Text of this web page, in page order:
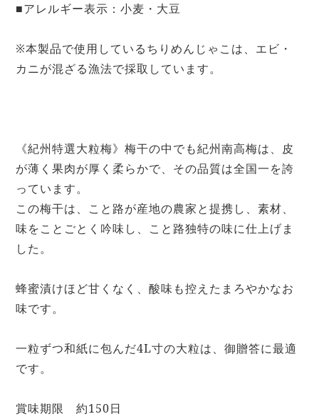
■アレルギー表示：小麦・大豆
※本製品で使用しているちりめんじゃこは、エビ・
カニが混ざる漁法で採取しています。
《紀州特選大粒梅》梅干の中でも紀州南高梅は、皮
が薄く果肉が厚く柔らかで、その品質は全国一を誇
っています。
この梅干は、こと路が産地の農家と提携し、素材、
味をことごとく吟味し、こと路独特の味に仕上げま
した。
蜂蜜漬けほど甘くなく、酸味も控えたまろやかなお
味です。
一粒ずつ和紙に包んだ4L寸の大粒は、御贈答に最適
です。
賞味期限 約150日